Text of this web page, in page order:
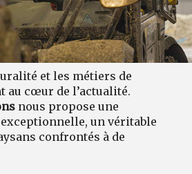
et les métiers de
au cœur de l’actualité.
nous propose une
un véritable
confrontés à de